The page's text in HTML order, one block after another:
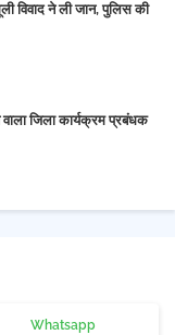
विवाद ने ली जान, पुलिस की
जिला कार्यक्रम प्रबंधक
Whatsapp